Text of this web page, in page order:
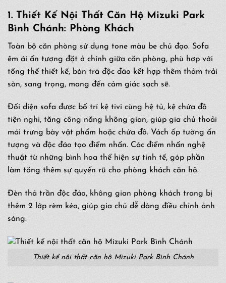
1. Thiết Kế Nội Thất Căn Hộ Mizuki Park
Bình Chánh: Phòng Khách
Toàn bộ căn phòng sử dụng tone màu be chủ đạo. Sofa
êm ái ấn tượng đặt ở chính giữa căn phòng, phù hợp với
tổng thể thiết kế, bàn trà độc đáo kết hợp thêm thảm trải
sàn, sang trọng, mang đến cảm giác sạch sẽ.
Đối diện sofa được bố trí kệ tivi cùng hệ tủ, kệ chứa đồ
tiện nghi, tăng công năng không gian, giúp gia chủ thoải
mái trưng bày vật phẩm hoặc chứa đồ. Vách ốp tường ấn
tượng và độc đáo tạo điểm nhấn. Các điểm nhấn nghệ
thuật từ những bình hoa thể hiện sự tinh tế, góp phần
làm tăng thêm sự quyến rũ cho phòng khách căn hộ.
Đèn thả trần độc đáo, không gian phòng khách trang bị
thêm 2 lớp rèm kéo, giúp gia chủ dễ dàng điều chỉnh ảnh
sáng.
Thiết kế nội thất căn hộ Mizuki Park Bình Chánh